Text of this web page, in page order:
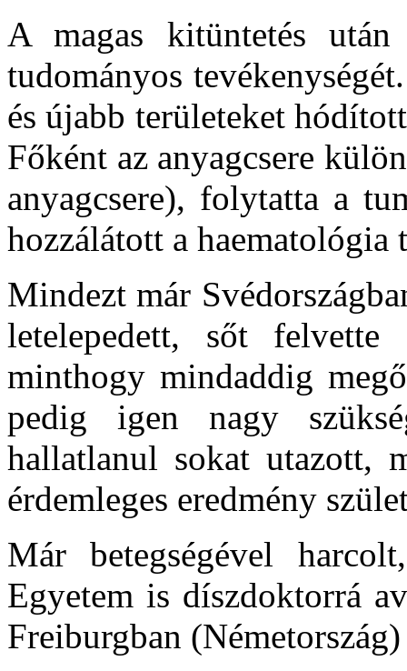
A magas kitüntetés
tudományos
és újabb területeket
Főként az anyagcsere
anyagcsere), folytatta a
hozzálátott a haematológia
Mindezt már
letelepedett, sőt felvette
minthogy mindaddig
pedig igen nagy
hallatlanul sokat utazott,
érdemleges eredmény
Már betegségével
Egyetem is díszdoktorrá
Freiburgban